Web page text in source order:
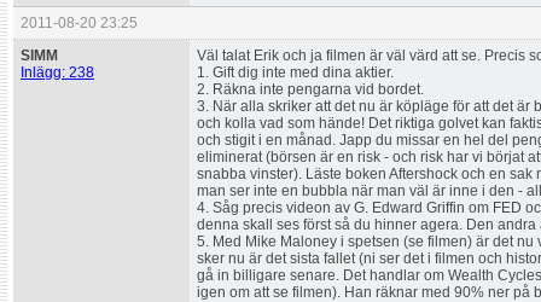
2011-08-20 23:25
SIMM
Inlägg: 238
Väl talat Erik och ja filmen är väl värd att se. Precis
1. Gift dig inte med dina aktier.
2. Räkna inte pengarna vid bordet.
3. När alla skriker att det nu är köpläge för att det är
och kolla vad som hände! Det riktiga golvet kan
och stigit i en månad. Japp du missar en hel del
eliminerat (börsen är en risk - och risk har vi börjat
snabba vinster). Läste boken Aftershock och en
man ser inte en bubbla när man väl är inne i den -
4. Såg precis videon av G. Edward Griffin om FED
denna skall ses först så du hinner agera. Den
5. Med Mike Maloney i spetsen (se filmen) är det
sker nu är det sista fallet (ni ser det i filmen och
gå in billigare senare. Det handlar om Wealth
igen om att se filmen). Han räknar med 90% ner på